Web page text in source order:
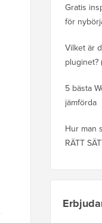
Gratis
för
Vilket är
pluginet?
5 bästa
jämförda
Hur man
RÄTT